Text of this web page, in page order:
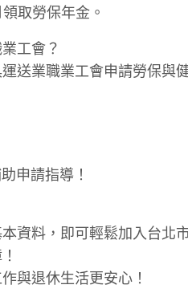
取勞保年金。
工會？
送業職業工會申請勞保與
申請指導！
資料，即可輕鬆加入台北
與退休生活更安心！